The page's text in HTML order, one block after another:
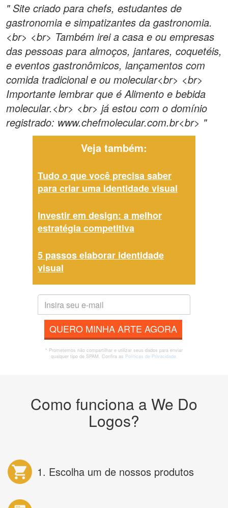
" Site criado para chefs, estudantes de
gastronomia e simpatizantes da gastronomia.
<br> <br> Também irei a casa e ou empresas
das pessoas para almoços, jantares, coquetéis,
e eventos gastronômicos, lançamentos com
comida tradicional e ou molecular<br> <br>
Importante lembrar que é Alimento e bebida
molecular.<br> <br> já estou com o domínio
registrado: www.chefmolecular.com.br<br> "
Veja também:
Tudo o que você precisa saber
para criar uma identidade visual
Investir em design: a melhor
estratégia competitiva
5 passos elaborar identidade
visual
QUERO MINHA ARTE AGORA
* Prometemos não compartilhar e utilizar seus dados para enviar
qualquer tipo de SPAM. Confira as Políticas de Privacidade.
Como funciona a We Do
Logos?
1. Escolha um de nossos produtos